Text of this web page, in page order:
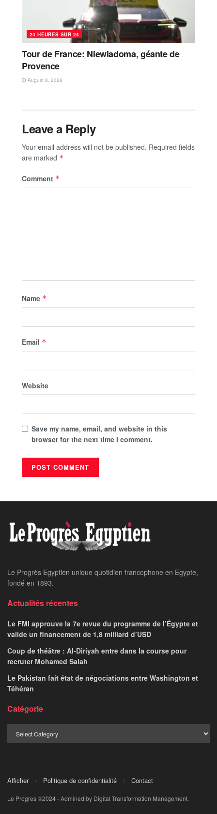
24 HEURES SUR 24
Tour de France: Niewiadoma, géante de
Provence
August 8, 2026
Leave a Reply
Your email address will not be published. Required fields
are marked *
Comment *
Name *
Email *
Website
Save my name, email, and website in this
browser for the next time I comment.
Le Progrès Egyptien unique quotidien francophone en Egypte,
fondé en 1893.
Actualités récentes
Le FMI approuve la 7e revue du programme de l’Égypte et
valide un financement de 1,8 milliard d’USD
Coup de théâtre : Al-Diriyah entre dans la course pour
recruter Mohamed Salah
Le Pakistan fait état de négociations entre Washington et
Téhéran
Catégorie
Afficher Politique de confidentialité Contact
Le Progres ©2024 - Admined by Digital Transformation Management.